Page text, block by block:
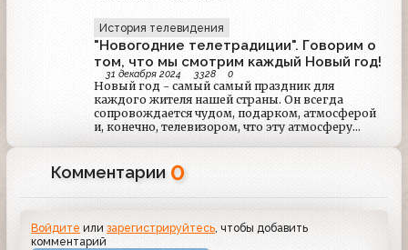
История телевидения
"Новогодние телетрадиции". Говорим о
том, что мы смотрим каждый Новый год!
31 декабря 2024 3328 0
Новый год - самый самый праздник для
каждого жителя нашей страны. Он всегда
сопровождается чудом, подарком, атмосферой
и, конечно, телевизором, что эту атмосферу
поддерживает. Сегодня, в преддверии нового
ознакомится с тем, что в первую очередь
ассоциируется у всей нации со словами телевизор
и Новый год!
Комментарии 0
Войдите илизарегистрируйтесь , чтобы добавить
комментарий